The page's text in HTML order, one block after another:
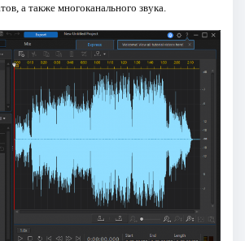
а также многоканального звука.